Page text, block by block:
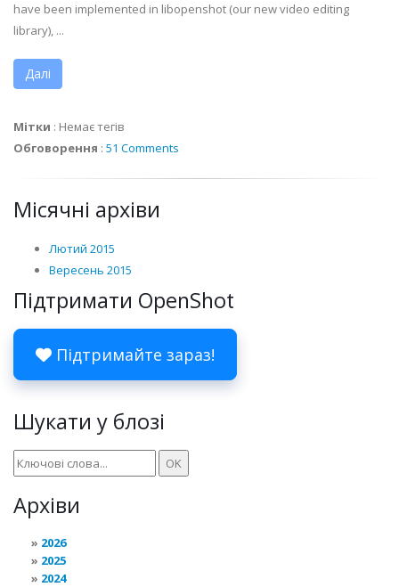
have been implemented in libopenshot (our new video editing
library), ...
Далі
Мітки : Немає тегів
Обговорення : 51 Comments
Місячні архіви
Лютий 2015
Вересень 2015
Підтримати OpenShot
Підтримайте зараз!
Шукати у блозі
Архіви
2026
2025
2024